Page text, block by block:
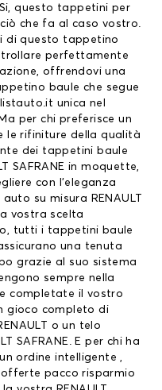
questo tappetini per
che fa al caso vostro.
di questo tappetino
perfettamente
offrendovi una
baule che segue
unica nel
per chi preferisce un
le rifiniture della qualità
dei tappetini baule
SAFRANE in moquette,
con l’eleganza
su misura RENAULT
vostra scelta
tutti i tappetini baule
una tenuta
grazie al suo sistema
sempre nella
completate il vostro
gioco completo di
o un telo
SAFRANE. E per chi ha
ordine intelligente ,
pacco risparmio